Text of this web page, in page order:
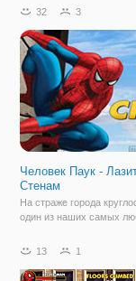
глубоком подполье.
32 3
Человек Паук -
Стенам
На страже города
один из наших самых
паук. Снова его городу
врагов. На этот раз
13 1